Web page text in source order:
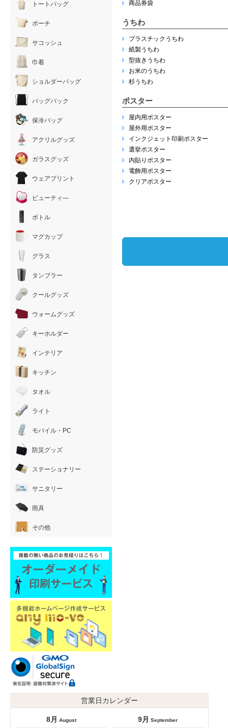
商品券袋
うちわ
プラスチックうちわ
紙製うちわ
型抜きうちわ
お米のうちわ
杉うちわ
ポスター
屋内用ポスター
屋外用ポスター
インクジェット印刷ポスター
選挙ポスター
内貼りポスター
電飾用ポスター
クリアポスター
トートバッグ
ポーチ
サコッシュ
巾着
ショルダーバッグ
バッグパック
保冷バッグ
アクリルグッズ
ガラスグッズ
ウェアプリント
ビューティ―
ボトル
マグカップ
グラス
タンブラー
クールグッズ
ウォームグッズ
キーホルダー
インテリア
キッチン
タオル
ライト
モバイル・PC
防災グッズ
ステーショナリー
サニタリー
雨具
その他
営業日カレンダー
8月 August 9月 September